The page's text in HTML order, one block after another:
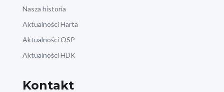
Nasza historia
Aktualności Harta
Aktualności OSP
Aktualności HDK
Kontakt